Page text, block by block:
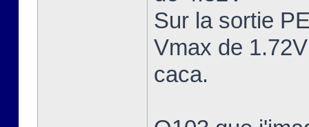
Sur la sortie
Vmax de
caca.